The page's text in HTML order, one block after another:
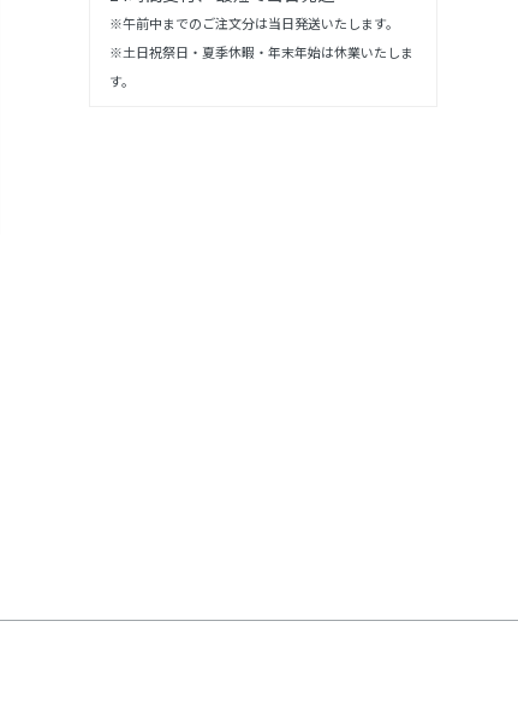
※午前中までのご注文分は当日発送いたします。
※土日祝祭日・夏季休暇・年末年始は休業いたしま
す。